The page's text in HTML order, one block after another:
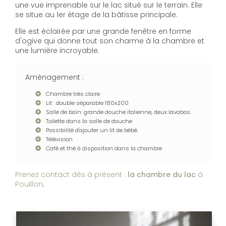
une vue imprenable sur le lac situé sur le terrain. Elle
se situe au 1er étage de la bâtisse principale.
Elle est éclairée par une grande fenêtre en forme
d'ogive qui donne tout son charme à la chambre et
une lumière incroyable.
Aménagement :
Chambre très claire
Lit : double séparable 180x200
Salle de bain: grande douche italienne, deux lavabos.
Toilette dans la salle de douche
Possibilité d'ajouter un lit de bébé.
Télévision
Café et thé à disposition dans la chambre
Prenez contact dès à présent : la chambre du lac à
Pouillon.